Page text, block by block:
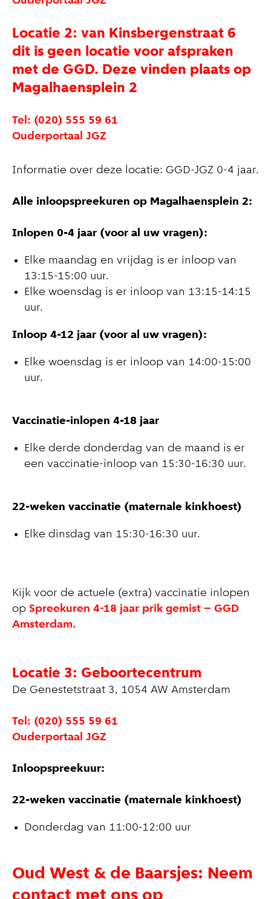
Locatie 2: van Kinsbergenstraat 6
dit is geen locatie voor afspraken
met de GGD. Deze vinden plaats op
Magalhaensplein 2
Tel: (020) 555 59 61
Ouderportaal JGZ
Informatie over deze locatie: GGD-JGZ 0-4 jaar.
Alle inloopspreekuren op Magalhaensplein 2:
Inlopen 0-4 jaar (voor al uw vragen):
Elke maandag en vrijdag is er inloop van
13:15-15:00 uur.
Elke woensdag is er inloop van 13:15-14:15
uur.
Inloop 4-12 jaar (voor al uw vragen):
Elke woensdag is er inloop van 14:00-15:00
uur.
Vaccinatie-inlopen 4-18 jaar
Elke derde donderdag van de maand is er
een vaccinatie-inloop van 15:30-16:30 uur.
22-weken vaccinatie (maternale kinkhoest)
Elke dinsdag van 15:30-16:30 uur.
Kijk voor de actuele (extra) vaccinatie inlopen
op Spreekuren 4-18 jaar prik gemist – GGD
Amsterdam.
Locatie 3: Geboortecentrum
De Genestetstraat 3, 1054 AW Amsterdam
Tel: (020) 555 59 61
Ouderportaal JGZ
Inloopspreekuur:
22-weken vaccinatie (maternale kinkhoest)
Donderdag van 11:00-12:00 uur
Oud West & de Baarsjes: Neem